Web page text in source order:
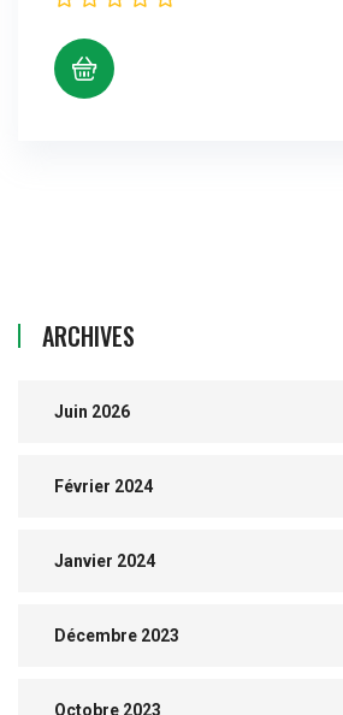
ARCHIVES
Juin 2026
Février 2024
Janvier 2024
Décembre 2023
Octobre 2023